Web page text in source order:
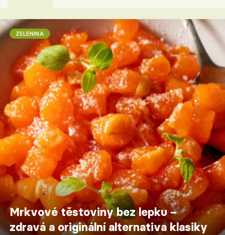
ZELENINA
Mrkvové těstoviny bez lepku –
zdravá a originální alternativa klasiky